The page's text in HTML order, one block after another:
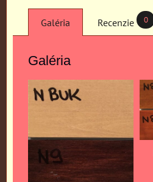
Galéria Recenzie 0
Galéria